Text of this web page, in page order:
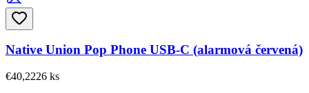
Native Union Pop Phone USB-C (alarmová červená)
€40,2226 ks